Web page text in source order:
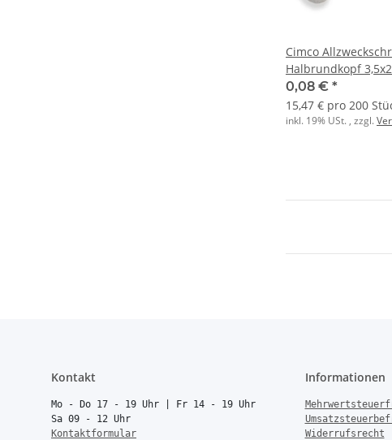
Cimco
Halbrundkopf
0,08 € *
15,47 € pro 200
inkl. 19% USt. , zzgl.
Kontakt
Mo - Do 17 - 19 Uhr | Fr 14 - 19 Uhr
Sa 09 - 12 Uhr
Kontaktformular
Informationen
Widerrufsrecht